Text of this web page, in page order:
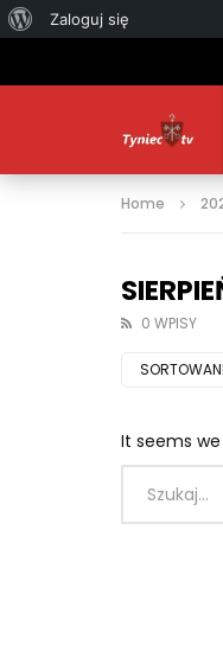
Zaloguj się
Home
0 WPISY
It seems